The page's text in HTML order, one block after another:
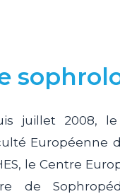
juillet 2008,
Européenne
le Centre
de